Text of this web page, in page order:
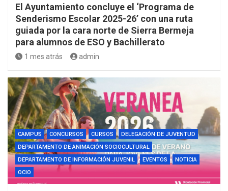
El Ayuntamiento concluye el ‘Programa de
Senderismo Escolar 2025-26’ con una ruta
guiada por la cara norte de Sierra Bermeja
para alumnos de ESO y Bachillerato
1 mes atrás admin
CAMPUS CONCURSOS CURSOS
DELEGACIÓN DE JUVENTUD
DEPARTAMENTO DE ANIMACIÓN SOCIOCULTURAL
DEPARTAMENTO DE INFORMACIÓN JUVENIL
EVENTOS
NOTICIA
OCIO